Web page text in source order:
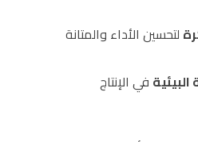
لتحسين الأداء والمتانة
في الإنتاج